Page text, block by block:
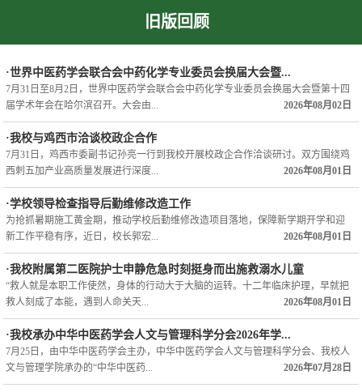
旧版回顾
·世界中医药学会联合会中药化学专业委员会换届大会暨...
7月31日至8月2日，世界中医药学会联合会中药化学专业委员会换届大会暨第十四
届学术年会在哈尔滨召开。大会由...
2026年08月02日
·我校与鸡西市洽谈校政企合作
7月31日，鸡西市委副书记孙亮一行到我校开展校政企合作洽谈研讨。双方围绕鸡
西刺五加产业高质量发展进行深度...
2026年08月01日
·学校领导检查指导后勤维修改造工作
为抢抓暑期施工黄金期，推动学校后勤维修改造项目落地，保障新学期开学和迎
新工作平稳有序，近日，校长郭宏...
2026年08月01日
·我校附属第二医院护士申静危急时刻挺身而出施救溺水儿童
“救人就是本职工作使然，身体的行动大于大脑的运转。十二年临床护理，早就把
救人刻成了本能，遇到人命关天...
2026年08月01日
·我校承办中华中医药学会人文与管理科学分会2026年学...
7月25日，由中华中医药学会主办，中华中医药学会人文与管理科学分会、我校人
文与管理学院承办的“中华中医药...
2026年07月28日